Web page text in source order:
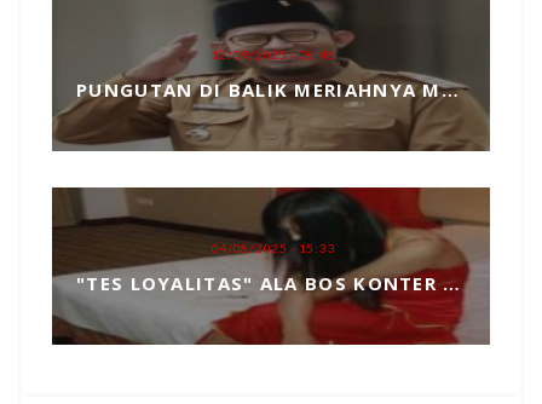
12/09/2025 - 08:46
PUNGUTAN DI BALIK MERIAHNYA MADURA CULTURE FESTIVAL 2025 RP739 JUTA DAN PENGKHIANATAN TERHADAP BUPATI FAUZI
04/08/2025 - 15:33
"TES LOYALITAS" ALA BOS KONTER HP, TOPENG MANIPULASI BERKEDOK KEPERCAYAAN